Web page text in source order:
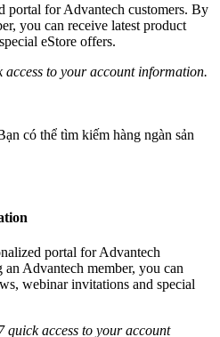
portal for Advantech customers. By
you can receive latest product
eStore offers.
to your account information.
có thể tìm kiếm hàng ngàn sản
portal for Advantech
Advantech member, you can
webinar invitations and special
quick access to your account